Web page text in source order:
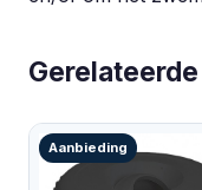
Aanbieding